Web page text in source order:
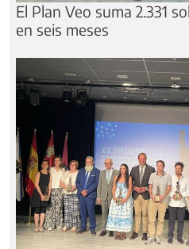
El Plan Veo suma 2.331
en seis meses